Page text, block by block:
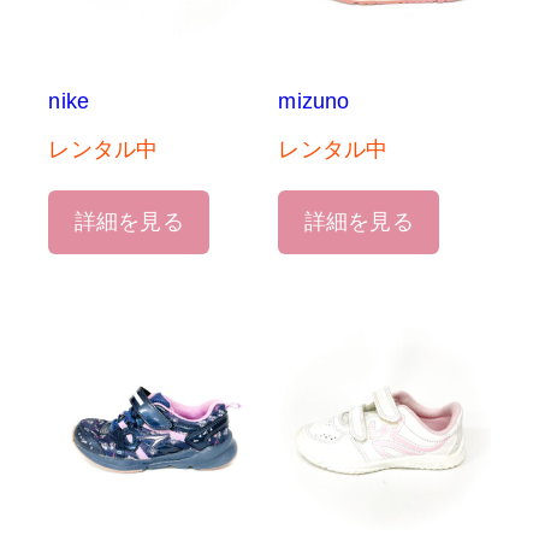
nike
レンタル中
詳細を見る
mizuno
レンタル中
詳細を見る